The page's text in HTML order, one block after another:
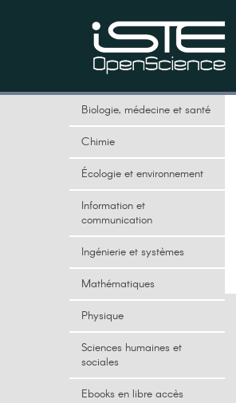
Biologie, médecine et santé
Chimie
Écologie et environnement
Information et
communication
Ingénierie et systèmes
Mathématiques
Physique
Sciences humaines et
sociales
Ebooks en libre accès